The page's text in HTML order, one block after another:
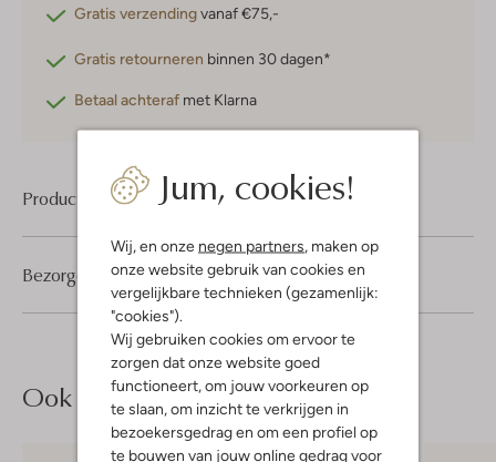
Jum, cookies!
Wij, en onze negen partners , maken op
onze website gebruik van cookies en
vergelijkbare technieken (gezamenlijk:
"cookies").
Wij gebruiken cookies om ervoor te
zorgen dat onze website goed
functioneert, om jouw voorkeuren op
te slaan, om inzicht te verkrijgen in
bezoekersgedrag en om een profiel op
te bouwen van jouw online gedrag voor
Gratis verzendingvanaf €75,-
Gratis retourneren binnen 30 dagen*
Betaal achteraf met Klarna
Product informatie
Bezorgen & retourneren
Ook iets voor jou?